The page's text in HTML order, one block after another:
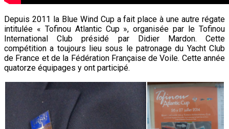
Depuis 2011 la Blue Wind Cup a fait place à une autre régate
intitulée « Tofinou Atlantic Cup », organisée par le Tofinou
International Club présidé par Didier Mardon. Cette
compétition a toujours lieu sous le patronage du Yacht Club
de France et de la Fédération Française de Voile. Cette année
quatorze équipages y ont participé.